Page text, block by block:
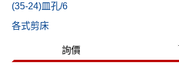
詢價
(35-24)皿孔/6
各式剪床